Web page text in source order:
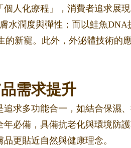
人化療程」，消費者追求展
水潤度與彈性；而以鮭魚
的新寵。此外，外泌體技術的
需求提升
求多功能合一，如結合保濕
必備，具備抗老化與環境防
更貼近自然與健康理念。